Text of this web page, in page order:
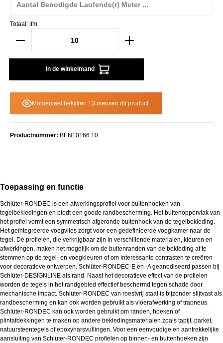
Totaal: lfm
In de winkelmand
Momenteel bekijken 13 mensen dit product.
Productnummer: BEN10166.10
Toepassing en functie
Schlüter-RONDEC is een afwerkingsprofiel voor buitenhoeken van
tegelbekledingen en biedt een goede randbescherming. Het buitenoppervlak van
het profiel vormt een symmetrisch afgeronde buitenhoek van de tegelbekleding.
Het geïntegreerde voegvlies zorgt voor een gedefinieerde voegkamer naar de
tegel. De profielen, die verkrijgbaar zijn in verschillende materialen, kleuren en
afwerkingen, maken het mogelijk om de buitenranden van de bekleding af te
stemmen op de tegel- en voegkleuren of om interessante contrasten te creëren
voor decoratieve ontwerpen. Schlüter-RONDEC-E en -A geanodiseerd passen bij
Schlüter-DESIGNLINE als rand. Naast het decoratieve effect van de profielen
worden de tegels in het randgebied effectief beschermd tegen schade door
mechanische impact. Schlüter-RONDEC van roestvrij staal is bijzonder slijtvast als
randbescherming en kan ook worden gebruikt als vloerafwerking of trapneus.
Schlüter-RONDEC kan ook worden gebruikt om randen, hoeken of
plintafdekkingen te maken op andere bekledingsmaterialen zoals tapijt, parket,
natuursteentegels of epoxyharsvullingen. Voor een eenvoudige en aantrekkelijke
aansluiting van Schlüter-RONDEC profielen op binnen- en buitenhoeken zijn